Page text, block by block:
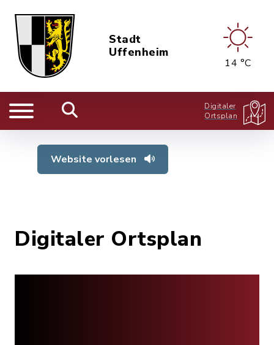
Stadt
Uffenheim
14 °C
Digitaler
Ortsplan
Website vorlesen
Digitaler Ortsplan